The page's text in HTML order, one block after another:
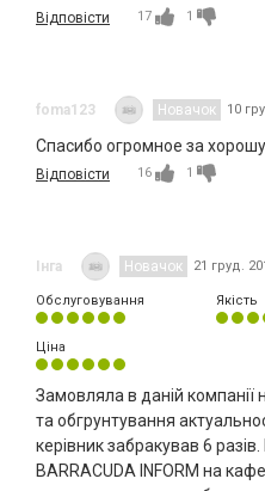
Відповісти 17 1
foma123 Новачок 10
Спасибо огромное за
Відповісти 16 1
Інга Новачок 21 груд.
Обслуговування Якість
Ціна
Замовляла в даній компанії
та обгрунтування
керівник забракував 6 разів.
BARRACUDA INFORM на